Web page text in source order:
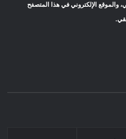
والموقع الإلكتروني في هذا المتصفح